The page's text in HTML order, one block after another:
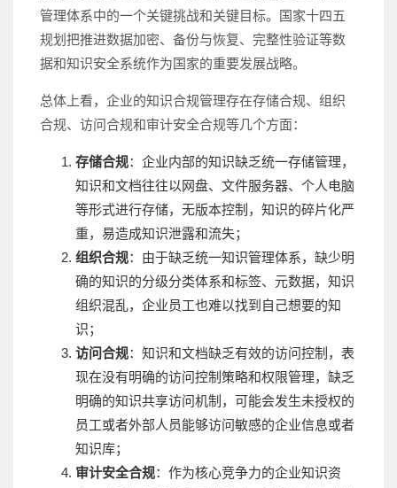
管理体系中的一个关键挑战和关键目标。国家十四五
规划把推进数据加密、备份与恢复、完整性验证等数
据和知识安全系统作为国家的重要发展战略。
总体上看，企业的知识合规管理存在存储合规、组织
合规、访问合规和审计安全合规等几个方面：
存储合规：企业内部的知识缺乏统一存储管理，
知识和文档往往以网盘、文件服务器、个人电脑
等形式进行存储，无版本控制，知识的碎片化严
重，易造成知识泄露和流失；
组织合规：由于缺乏统一知识管理体系，缺少明
确的知识的分级分类体系和标签、元数据，知识
组织混乱，企业员工也难以找到自己想要的知
识；
访问合规：知识和文档缺乏有效的访问控制，表
现在没有明确的访问控制策略和权限管理，缺乏
明确的知识共享访问机制，可能会发生未授权的
员工或者外部人员能够访问敏感的企业信息或者
知识库；
审计安全合规：作为核心竞争力的企业知识资